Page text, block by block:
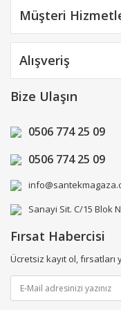
Müşteri
Alışveriş
Bize Ulaşın
0506 774 25 09
0506 774 25 09
Sanayi Sit. C/15 Blok
Fırsat Habercisi
Ücretsiz kayıt ol, fırsatları